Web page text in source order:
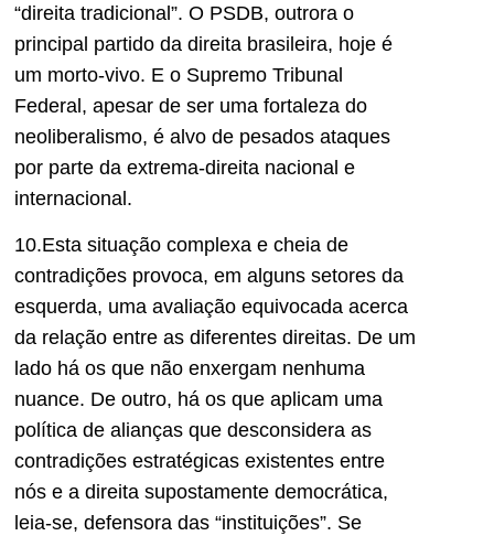
“direita tradicional”. O PSDB, outrora o
principal partido da direita brasileira, hoje é
um morto-vivo. E o Supremo Tribunal
Federal, apesar de ser uma fortaleza do
neoliberalismo, é alvo de pesados ataques
por parte da extrema-direita nacional e
internacional.
10.Esta situação complexa e cheia de
contradições provoca, em alguns setores da
esquerda, uma avaliação equivocada acerca
da relação entre as diferentes direitas. De um
lado há os que não enxergam nenhuma
nuance. De outro, há os que aplicam uma
política de alianças que desconsidera as
contradições estratégicas existentes entre
nós e a direita supostamente democrática,
leia-se, defensora das “instituições”. Se